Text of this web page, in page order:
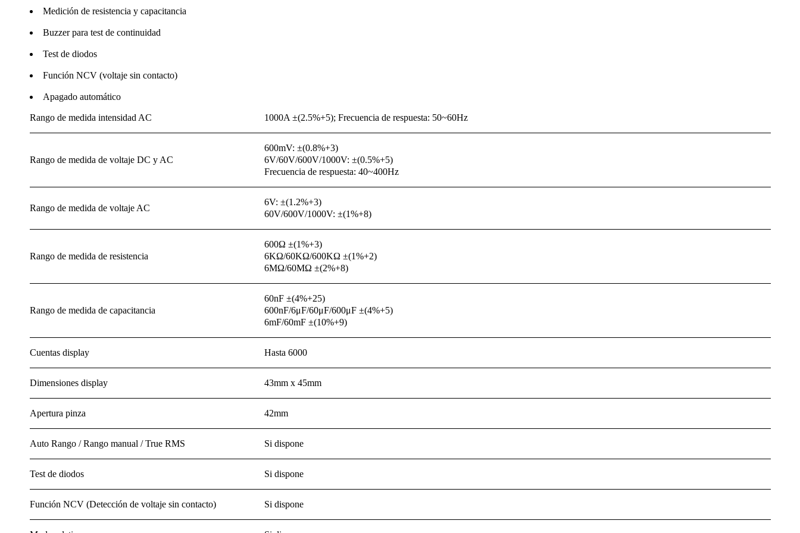
Medición de resistencia y capacitancia
Buzzer para test de continuidad
Test de diodos
Función NCV (voltaje sin contacto)
Apagado automático
Rango de medida intensidad AC 1000A ±(2.5%+5); Frecuencia de respuesta: 50~60Hz
Rango de medida de voltaje DC y AC
600mV: ±(0.8%+3)
6V/60V/600V/1000V: ±(0.5%+5)
Frecuencia de respuesta: 40~400Hz
Rango de medida de voltaje AC
6V: ±(1.2%+3)
60V/600V/1000V: ±(1%+8)
Rango de medida de resistencia
600Ω ±(1%+3)
6KΩ/60KΩ/600KΩ ±(1%+2)
6MΩ/60MΩ ±(2%+8)
Rango de medida de capacitancia
60nF ±(4%+25)
600nF/6μF/60μF/600μF ±(4%+5)
6mF/60mF ±(10%+9)
Cuentas display Hasta 6000
Dimensiones display 43mm x 45mm
Apertura pinza 42mm
Auto Rango / Rango manual / True RMS Si dispone
Test de diodos Si dispone
Función NCV (Detección de voltaje sin contacto) Si dispone